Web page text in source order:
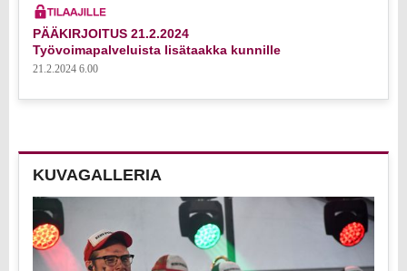
PÄÄKIRJOITUS 21.2.2024
Työvoimapalveluista lisätaakka kunnille
21.2.2024 6.00
KUVAGALLERIA